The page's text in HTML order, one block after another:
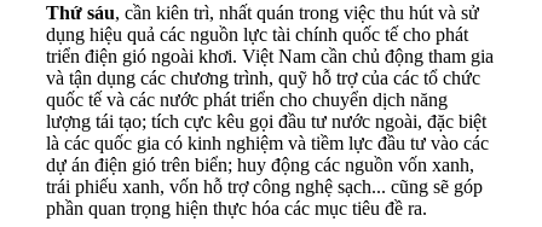
Thứ sáu, cần kiên trì, nhất quán trong việc thu hút và sử
dụng hiệu quả các nguồn lực tài chính quốc tế cho phát
triển điện gió ngoài khơi. Việt Nam cần chủ động tham gia
và tận dụng các chương trình, quỹ hỗ trợ của các tổ chức
quốc tế và các nước phát triển cho chuyển dịch năng
lượng tái tạo; tích cực kêu gọi đầu tư nước ngoài, đặc biệt
là các quốc gia có kinh nghiệm và tiềm lực đầu tư vào các
dự án điện gió trên biển; huy động các nguồn vốn xanh,
trái phiếu xanh, vốn hỗ trợ công nghệ sạch... cũng sẽ góp
phần quan trọng hiện thực hóa các mục tiêu đề ra.